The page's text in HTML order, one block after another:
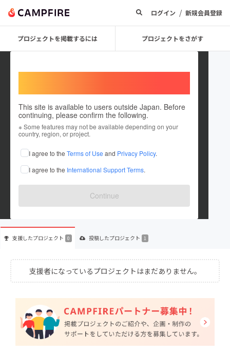
ログイン / 新規会員登録
プロジェクトを掲載するには プロジェクトをさがす
This site is available to users outside Japan. Before
continuing, please confirm the following.
※ Some features may not be available depending on your
country, region, or project.
I agree to the Terms of Use and Privacy Policy.
I agree to the International Support Terms.
Continue
沖縄から元祈
これまでに1件のプロジェクトを投稿しています
在住国：日本 現在地：沖縄県
出身国：日本 出身地：沖縄県
支援したプロジェクト 0 投稿したプロジェクト 1
支援者になっているプロジェクトはまだありません。